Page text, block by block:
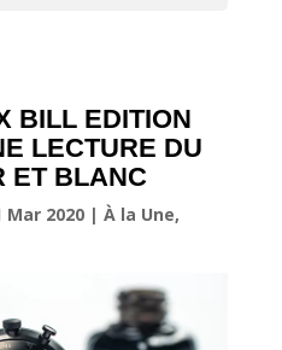
BILL EDITION
LECTURE DU
ET BLANC
Mar 2020| À la Une,